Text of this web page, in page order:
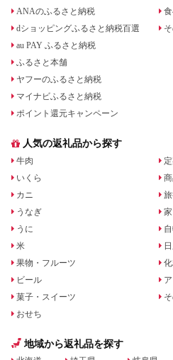
ANAのふるさと納税
dショッピングふるさと納税百選
au PAY ふるさと納税
ふるさと本舗
ヤフーのふるさと納税
マイナビふるさと納税
ポイント還元キャンペーン
人気の返礼品から探す
牛肉
いくら
カニ
うなぎ
うに
米
果物・フルーツ
ビール
菓子・スイーツ
おせち
地域から返礼品を探す